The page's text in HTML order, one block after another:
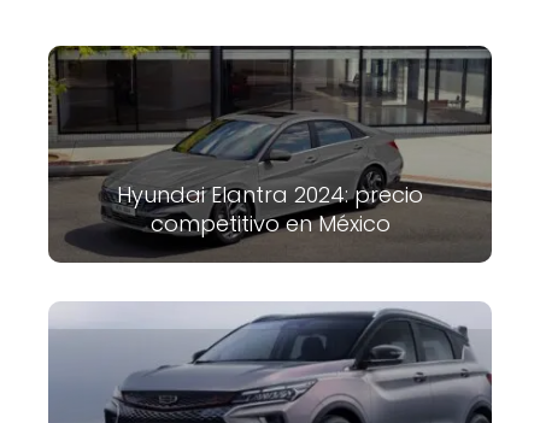
Hyundai Elantra 2024: precio
competitivo en México